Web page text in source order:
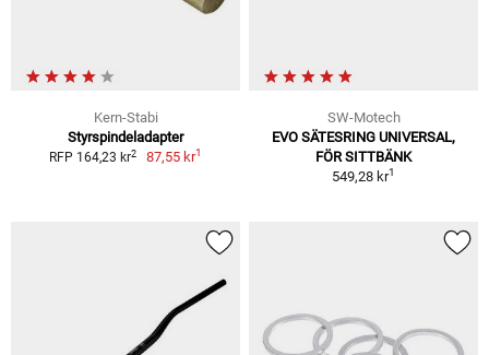
Kern-Stabi
Styrspindeladapter
RFP 164,23 kr2 87,55 kr1
SW-Motech
EVO SÄTESRING UNIVERSAL,
FÖR SITTBÄNK
549,28 kr1